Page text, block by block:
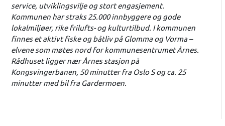
service, utviklingsvilje og stort engasjement.
Kommunen har straks 25.000 innbyggere og gode
lokalmiljøer, rike frilufts- og kulturtilbud. I kommunen
finnes et aktivt fiske og båtliv på Glomma og Vorma –
elvene som møtes nord for kommunesentrumet Årnes.
Rådhuset ligger nær Årnes stasjon på
Kongsvingerbanen, 50 minutter fra Oslo S og ca. 25
minutter med bil fra Gardermoen.